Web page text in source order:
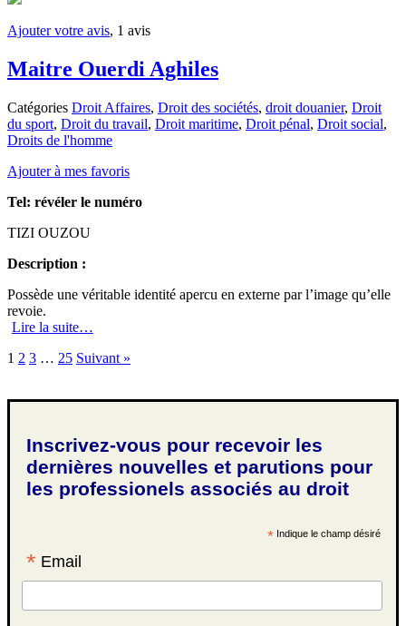
Ajouter votre avis, 1 avis
Maitre Ouerdi Aghiles
Catégories Droit Affaires, Droit des sociétés, droit douanier, Droit
du sport, Droit du travail, Droit maritime, Droit pénal, Droit social,
Droits de l'homme
Ajouter à mes favoris
Tel: révéler le numéro
TIZI OUZOU
Description :
Possède une véritable identité apercu en externe par l’image qu’elle
revoie.
Lire la suite…
1 2 3 … 25 Suivant »
Inscrivez-vous pour recevoir les
dernières nouvelles et parutions pour
les professionels associés au droit
* Indique le champ désiré
* Email